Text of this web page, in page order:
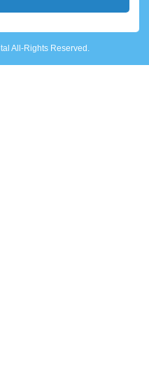
All-Rights Reserved.